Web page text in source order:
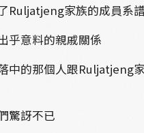
Ruljatjeng家族的成員系譜
乎意料的親戚關係
中的那個人跟Ruljatjeng
驚訝不已